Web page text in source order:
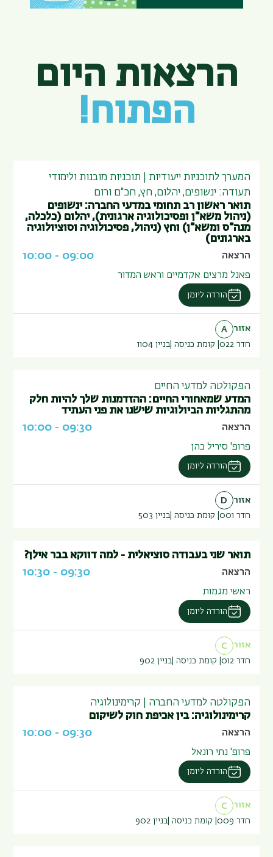
הרצאות היום
הפתוח!
המערך לתוכניות ייעודיות | תוכניות מובנות ולימודי
תעודה: ינשופים, יהלום, חץ, חכ“ם ורום
תואר ראשון רב תחומי במדעי החברה: ינשופים
(ניהול משא"ן ופסיכולוגיה ארגונית), יהלום (כלכלה,
מנה"ס ומשא"ן) וחץ (ניהול, פסיכולוגיה וסוציולוגיה
בארגונים)
הרצאה 09:00
-
10:00
פאנל מרצים אקדמיים וראש המדור
הורדה ליומן
אזור
A
חדר 022
קומת כניסה בניין1104
הפקולטה למדעי החיים
המדע שמאחורי החיים: ההזדמנות שלך להיות חלק
מהתגליות הביולוגיות שישנו את פני העתיד
הרצאה 09:30
-
10:00
פרופ' סיריל כהן
הורדה ליומן
אזור
D
חדר 001
קומת כניסה בניין 503
תואר שני בעבודה סוציאלית - למה דווקא בבר אילן?
הרצאה 09:30
-
10:30
ראשי מגמות
הורדה ליומן
אזור
C
חדר 012
קומת כניסה בניין 902
הפקולטה למדעי החברה | קרימינולוגיה
קרימינולוגיה: בין אכיפת חוק לשיקום
הרצאה 09:30
-
10:00
פרופ' נתי רונאל
הורדה ליומן
אזור
C
חדר 009
קומת כניסה בניין902